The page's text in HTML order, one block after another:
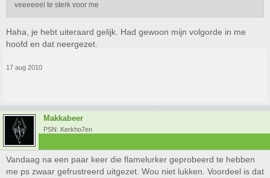
veeeeeel te sterk voor me
Haha, je hebt uiteraard gelijk. Had gewoon mijn volgorde in me
hoofd en dat neergezet.
17 aug 2010
Makkabeer
PSN: Kerkho7en
Vandaag na een paar keer die flamelurker geprobeerd te hebben
me ps zwaar gefrustreerd uitgezet. Wou niet lukken. Voordeel is dat